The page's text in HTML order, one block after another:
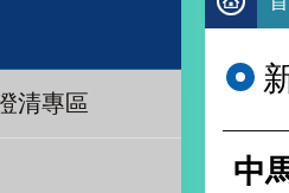
清專區
中